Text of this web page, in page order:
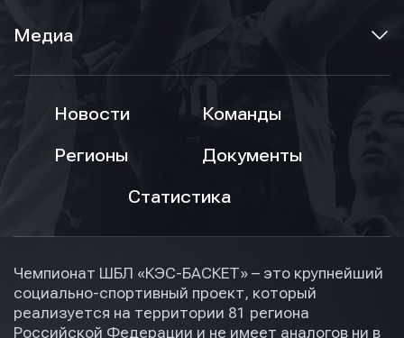
Медиа
Новости
Команды
Регионы
Документы
Статистика
Чемпионат ШБЛ «КЭС-БАСКЕТ» – это крупнейший
социально-спортивный проект, который
реализуется на территории 81 региона
Российской Федерации и не имеет аналогов ни в